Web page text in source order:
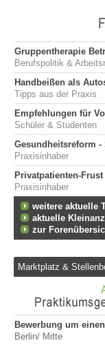
Gruppentherapie
Berufspolitik &
Handbeißen als
Tipps aus der Praxis
Empfehlungen für
Schüler & Studenten
Gesundheitsreform
Praxisinhaber
Privatpatienten-Frust
Praxisinhaber
weitere aktuelle
aktuelle
zur
Marktplatz &
Bewerbung um
Berlin/ Mitte